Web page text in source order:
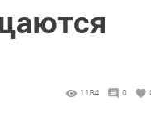
1184 0